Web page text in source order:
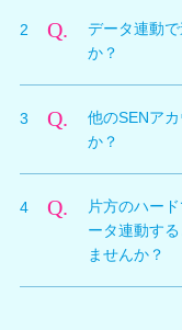
※時間停止ウォ
を選択して
2 Q.
データ連動
か？
有できます。
3 Q.
他のSENア
か？
で作成され
4 Q.
片方のハー
ータ連動す
ませんか？
イ中のデー